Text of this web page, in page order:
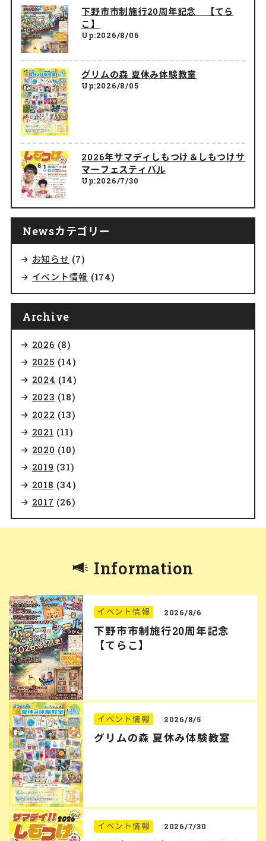
下野市市制施行20周年記念 【てら
こ】
Up:2026/8/06
グリムの森 夏休み体験教室
Up:2026/8/05
2026年サマディしもつけ＆しもつけサ
マーフェスティバル
Up:2026/7/30
Newsカテゴリー
お知らせ (7)
イベント情報 (174)
Archive
2026 (8)
2025 (14)
2024 (14)
2023 (18)
2022 (13)
2021 (11)
2020 (10)
2019 (31)
2018 (34)
2017 (26)
Information
イベント情報 2026/8/6
下野市市制施行20周年記念
【てらこ】
イベント情報 2026/8/5
グリムの森 夏休み体験教室
イベント情報 2026/7/30